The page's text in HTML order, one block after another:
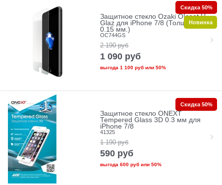
Защитное стекло Ozaki O!coat U-
Glaz для iPhone 7/8 (Толщина:
0.15 мм.)
OC744GS
2 190 руб
1 090 руб
выгода 1 100 рубили 50%
Скидка 50%
Новинка
Защитное стекло ONEXT
Tempered Glass 3D 0.3 мм для
iPhone 7/8
41325
1 190 руб
590 руб
выгода 600 рубили 50%
Скидка 50%